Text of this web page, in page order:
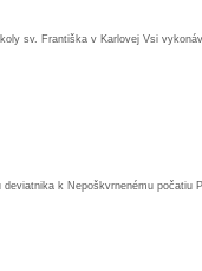
sv. Františka v Karlovej Vsi
k Nepoškvrnenému počatiu